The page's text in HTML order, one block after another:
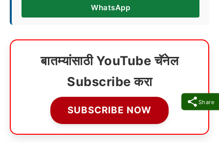
Share
WhatsApp
बातम्यांसाठी YouTube चॅनेल
Subscribe करा
SUBSCRIBE NOW